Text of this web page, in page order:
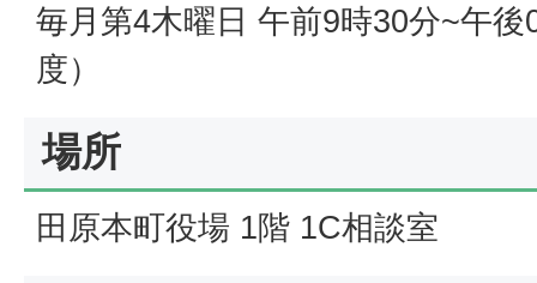
毎月第4木曜日 午前9時30分~午
度）
場所
田原本町役場 1階 1C相談室